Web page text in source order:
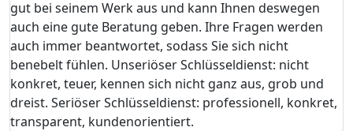
gut bei seinem Werk aus und kann Ihnen deswegen
auch eine gute Beratung geben. Ihre Fragen werden
auch immer beantwortet, sodass Sie sich nicht
benebelt fühlen. Unseriöser Schlüsseldienst: nicht
konkret, teuer, kennen sich nicht ganz aus, grob und
dreist. Seriöser Schlüsseldienst: professionell, konkret,
transparent, kundenorientiert.